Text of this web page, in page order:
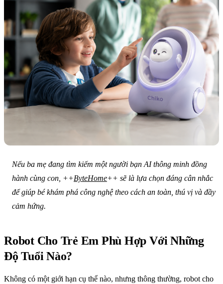
Nếu ba mẹ đang tìm kiếm một người bạn AI thông minh đồng
hành cùng con, ++ByteHome++ sẽ là lựa chọn đáng cân nhắc
để giúp bé khám phá công nghệ theo cách an toàn, thú vị và đầy
cảm hứng.
Robot Cho Trẻ Em Phù Hợp Với Những
Độ Tuổi Nào?
Không có một giới hạn cụ thể nào, nhưng thông thường, robot cho